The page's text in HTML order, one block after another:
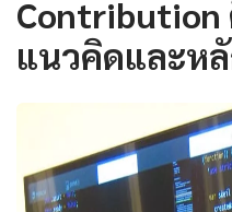
Contribution
แนวคิดและห